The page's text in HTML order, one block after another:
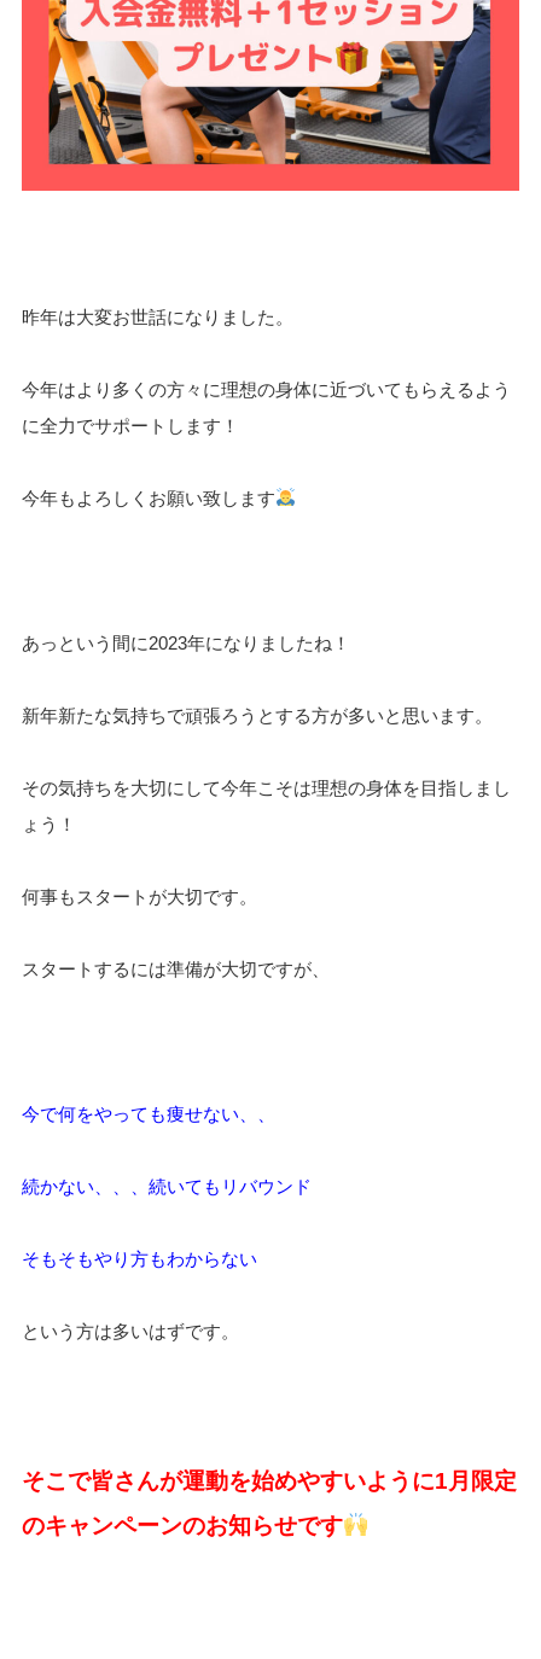
昨年は大変お世話になりました。
今年はより多くの方々に理想の身体に近づいてもらえるよう
に全力でサポートします！
今年もよろしくお願い致します
あっという間に2023年になりましたね！
新年新たな気持ちで頑張ろうとする方が多いと思います。
その気持ちを大切にして今年こそは理想の身体を目指しまし
ょう！
何事もスタートが大切です。
スタートするには準備が大切ですが、
今で何をやっても痩せない、、
続かない、、、続いてもリバウンド
そもそもやり方もわからない
という方は多いはずです。
そこで皆さんが運動を始めやすいように1月限定
のキャンペーンのお知らせです